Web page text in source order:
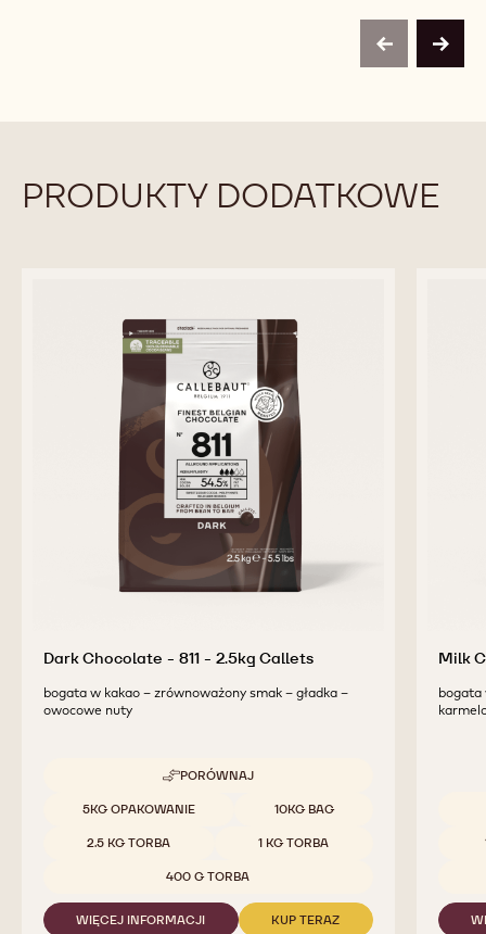
previousnext
PRODUKTY DODATKOWE
Dark Chocolate - 811 - 2.5kg Callets
bogata w kakao – zrównoważony smak – gładka –
owocowe nuty
PORÓWNAJ
-
CHOCOLATE
-
CALLETS
Dostępne opakowania
5KG OPAKOWANIE 10KG BAG
2.5 KG TORBA 1 KG TORBA
400 G TORBA
WIĘCEJ INFORMACJI
-
KUP TERAZ
-
Milk
bogata